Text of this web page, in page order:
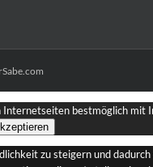
bestmöglich
zu steigern und